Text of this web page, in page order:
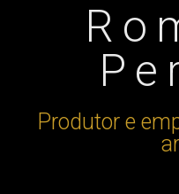
Produtor e